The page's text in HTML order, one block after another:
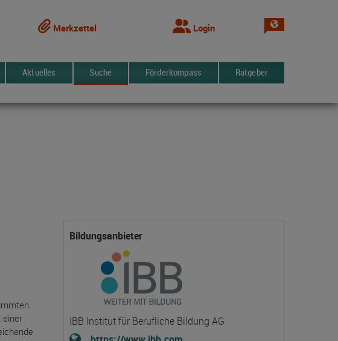
Merkzettel Login Sprache
Aktuelles Suche Förderkompass Ratgeber
einer
Bildungsanbieter
IBB Institut für Berufliche Bildung AG